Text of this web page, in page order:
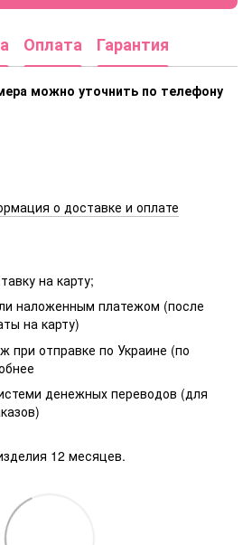
Оплата Гарантия
можно уточнить по телефону
о доставке и оплате
на карту;
наложенным платежом (после
на карту)
при отправке по Украине (по
денежных переводов (для
12 месяцев.